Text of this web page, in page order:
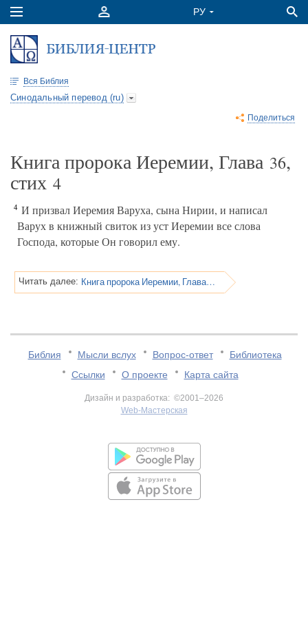
Вся Библия
Синодальный перевод (ru)
Поделиться
Книга пророка Иеремии, Глава 36,
стих 4
4 И призвал Иеремия Варуха, сына Нирии, и написал
Варух в книжный свиток из уст Иеремии все слова
Господа, которые Он говорил ему.
Читать далее: Книга пророка Иеремии, Глава 36
Библия Мысли вслух Вопрос-ответ
Библиотека
Ссылки
О проекте Карта сайта
Дизайн и разработка: ©2001–2026
Web-Мастерская